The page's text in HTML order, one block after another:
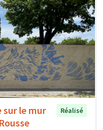
sur le mur
Réalisé